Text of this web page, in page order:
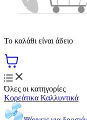
Το καλάθι είναι άδειο
Όλες οι κατηγορίες
Κορεάτικα Καλλυντικά